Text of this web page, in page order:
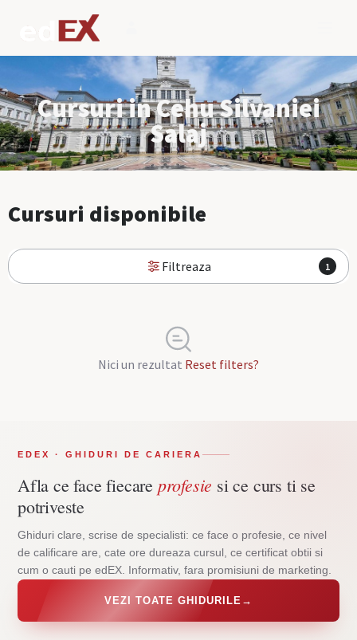
Cursuri in Cehu Silvaniei
Salaj
Cursuri disponibile
Filtreaza 1
Nici un rezultat Reset filters?
EDEX · GHIDURI DE CARIERA
Afla ce face fiecare profesie si ce curs ti se
potriveste
Ghiduri clare, scrise de specialisti: ce face o profesie, ce nivel
de calificare are, cate ore dureaza cursul, ce certificat obtii si
cum o cauti pe edEX. Informativ, fara promisiuni de marketing.
VEZI TOATE GHIDURILE →